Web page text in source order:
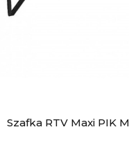
Szafka RTV Maxi PIK